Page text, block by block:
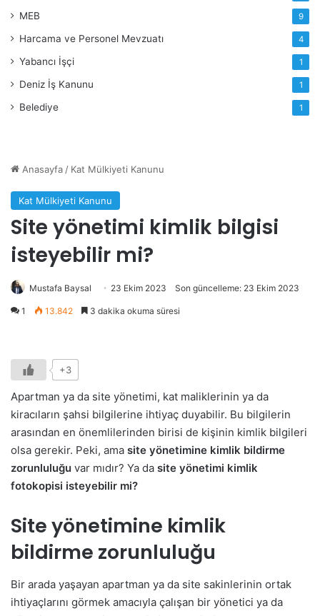
MEB 9
Harcama ve Personel Mevzuatı 4
Yabancı İşçi 1
Deniz İş Kanunu 1
Belediye 1